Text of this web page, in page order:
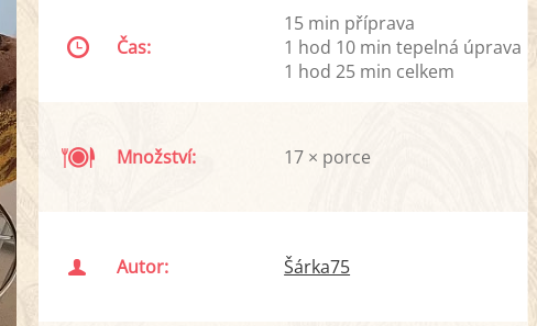
Čas:
15 min příprava
1 hod 10 min tepelná úprava
1 hod 25 min celkem
Množství: 17 × porce
Autor: Šárka75